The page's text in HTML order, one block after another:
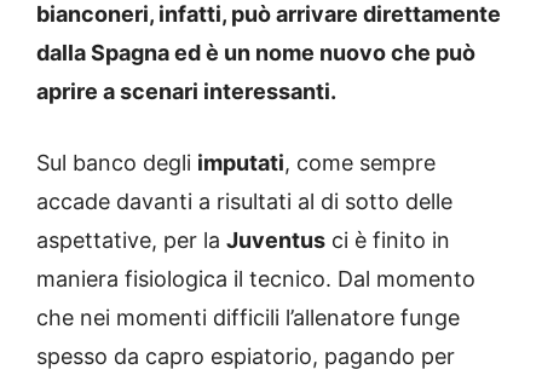
bianconeri, infatti, può arrivare direttamente
dalla Spagna ed è un nome nuovo che può
aprire a scenari interessanti.
Sul banco degli imputati, come sempre
accade davanti a risultati al di sotto delle
aspettative, per la Juventus ci è finito in
maniera fisiologica il tecnico. Dal momento
che nei momenti difficili l’allenatore funge
spesso da capro espiatorio, pagando per